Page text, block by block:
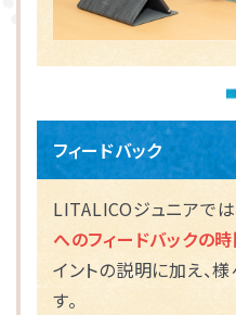
フィードバック
LITALICOジュニアで
へのフィードバックの
イントの説明に加え、
す。